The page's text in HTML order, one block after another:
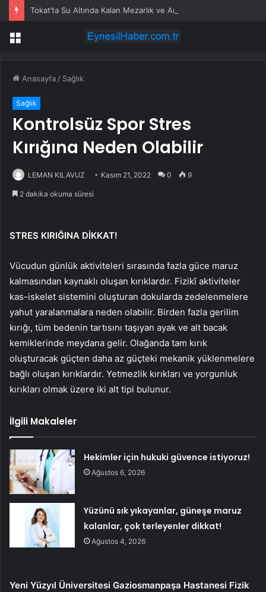
Tokat’ta Su Altında Kalan Mezarlık ve Araziler
Menü
Anasayfa / Sağlık
Sağlık
Kontrolsüz Spor Stres
Kırığına Neden Olabilir
LEMAN KILAVUZ Kasım 21, 2022 0 9
2 dakika okuma süresi
STRES KIRIĞINA DİKKAT!
Vücudun günlük aktiviteleri sırasında fazla güce maruz
kalmasından kaynaklı oluşan kırıklardır. Fizikî aktiviteler
kas-iskelet sistemini oluşturan dokularda zedelenmelere
yahut yaralanmalara neden olabilir. Birden fazla gerilim
kırığı, tüm bedenin tartısını taşıyan ayak ve alt bacak
kemiklerinde meydana gelir. Olağanda tam kırık
oluşturacak güçten daha az güçteki mekanik yüklenmelere
bağlı oluşan kırıklardır. Yetmezlik kırıkları ve yorgunluk
kırıkları olmak üzere iki alt tipi bulunur.
İlgili Makaleler
Hekimler için hukuki güvence istiyoruz!
Ağustos 6, 2026
Yüzünü sık yıkayanlar, güneşe maruz
kalanlar, çok terleyenler dikkat!
Ağustos 4, 2026
Yeni Yüzyıl Üniversitesi Gaziosmanpaşa Hastanesi Fizik